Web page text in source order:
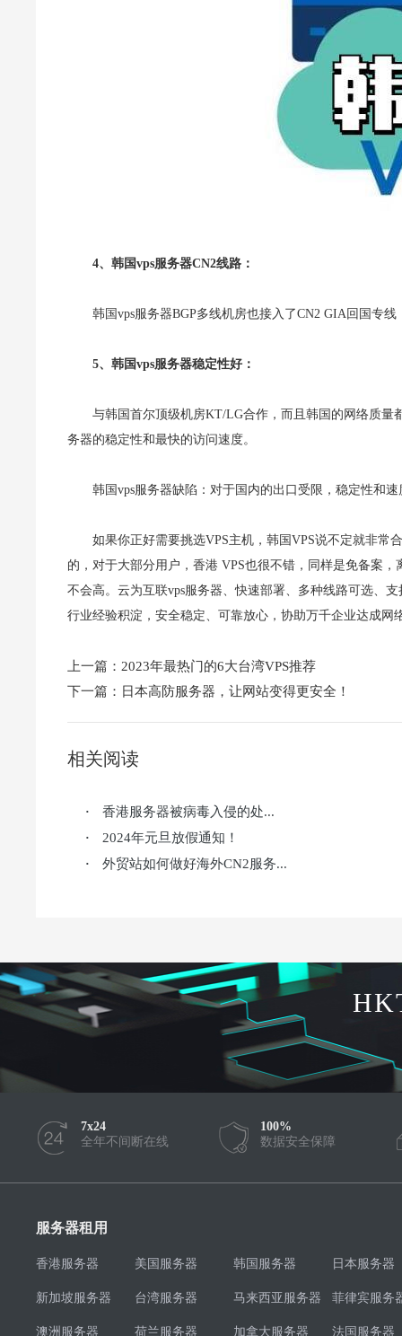
4、韩国vps服务器CN2线路：
韩国vps服务器BGP多线机房也接入了CN2 GIA回国专
5、韩国vps服务器稳定性好：
与韩国首尔顶级机房KT/LG合作，而且韩国的网络质量
务器的稳定性和最快的访问速度。
韩国vps服务器缺陷：对于国内的出口受限，稳定性和
如果你正好需要挑选VPS主机，韩国VPS说不定就非常
的，对于大部分用户，香港 VPS也很不错，同样是免备案
不会高。云为互联vps服务器、快速部署、多种线路可选、
行业经验积淀，安全稳定、可靠放心，协助万千企业达成
上一篇： 2023年最热门的6大台湾VPS推荐
下一篇： 日本高防服务器，让网站变得更安全！
相关阅读
· 香港服务器被病毒入侵的处...
· 2024年元旦放假通知！
· 外贸站如何做好海外CN2服务...
7x24
全年不间断在线
100%
数据安全保障
服务器租用
香港服务器 美国服务器 韩国服务器 日本服务器
新加坡服务器 台湾服务器 马来西亚服务器 菲律宾服务
澳洲服务器 荷兰服务器 加拿大服务器 法国服务器